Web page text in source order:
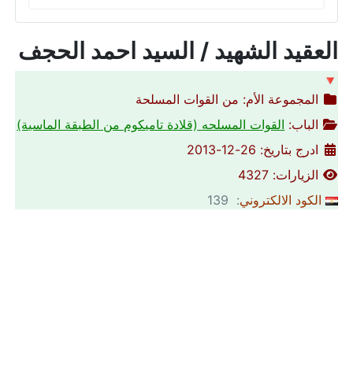
العقيد الشهيد / السيد احمد الحجف
🔻
المجموعة الأم: من القوات المسلحة
الباب: القوات المسلحه (قلادة تاميكوم من الطبقة الماسية)
ادرج بتاريخ: 26-12-2013
الزيارات: 4327
الكود الالكتروني: 139